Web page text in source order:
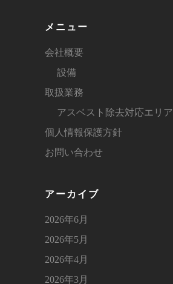
メニュー
会社概要
設備
取扱業務
アスベスト除去対応エリア
個人情報保護方針
お問い合わせ
アーカイブ
2026年6月
2026年5月
2026年4月
2026年3月